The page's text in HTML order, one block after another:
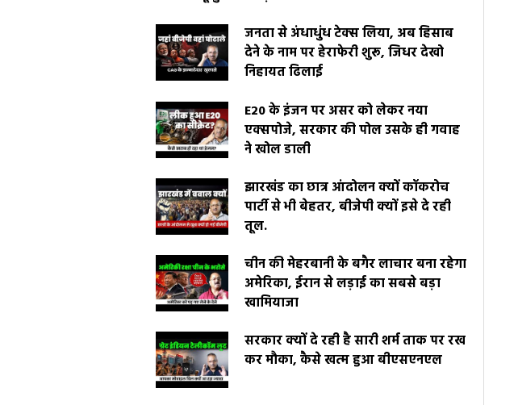
जनता से अंधाधुंध टेक्स लिया, अब हिसाब
देने के नाम पर हेराफेरी शुरू, जिधर देखो
निहायत ढिलाई
E20 के इंजन पर असर को लेकर नया
एक्सपोजे, सरकार की पोल उसके ही गवाह
ने खोल डाली
झारखंड का छात्र आंदोलन क्यों कॉकरोच
पार्टी से भी बेहतर, बीजेपी क्यों इसे दे रही
तूल.
चीन की मेहरबानी के बगैर लाचार बना रहेगा
अमेरिका, ईरान से लड़ाई का सबसे बड़ा
खामियाजा
सरकार क्यों दे रही है सारी शर्म ताक पर रख
कर मौका, कैसे खत्म हुआ बीएसएनएल